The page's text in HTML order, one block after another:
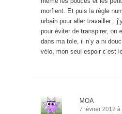
morflent. Et puis la règle
urbain pour aller travailler :
pour éviter de transpirer, on
dans ma tole, il n’y a ni
vélo, mon seul espoir c’est
MOA
7 février 2012 à